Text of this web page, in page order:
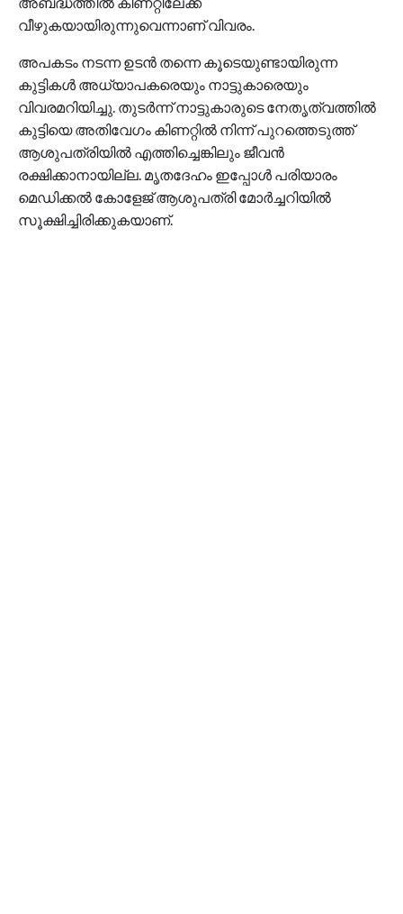
വീഴുകയായിരുന്നുവെന്നാണ് വിവരം.
അപകടം നടന്ന ഉടൻ തന്നെ കൂടെയുണ്ടായിരുന്ന
കുട്ടികൾ അധ്യാപകരെയും നാട്ടുകാരെയും
വിവരമറിയിച്ചു. തുടർന്ന് നാട്ടുകാരുടെ നേതൃത്വത്തിൽ
കുട്ടിയെ അതിവേഗം കിണറ്റിൽ നിന്ന് പുറത്തെടുത്ത്
ആശുപത്രിയിൽ എത്തിച്ചെങ്കിലും ജീവൻ
രക്ഷിക്കാനായില്ല. മൃതദേഹം ഇപ്പോൾ പരിയാരം
മെഡിക്കൽ കോളേജ് ആശുപത്രി മോർച്ചറിയിൽ
സൂക്ഷിച്ചിരിക്കുകയാണ്.